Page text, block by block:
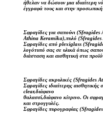
ήθελαν να δώσουν μια ιδιαίτερη
έγγραφά τους και στην
Σφραγίδες για σαπούνι
Athina Keramika),πυλό
Σφραγίδες από plexiglass
λογότυπό σας σε υλικά όπως
διάσταση και αισθητική στα
Σφραγίδες ακρυλικές (Sfragides
Σφραγίδες ιδιαίτερης
clear,διάφανο
θαλασσί,διάφανο κίτρινο. Οι
και στρογγυλές.
Σφραγίδες πυρογραφίας